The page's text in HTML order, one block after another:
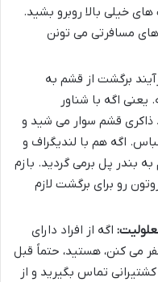
خیلی بالا روبرو بشید.
مسافرتی می تونن
برگشت از قشم به
اگه با شناور
ذاکری قشم سوار می شید و
اگه هم با لندیگراف و
بندر پل برمی گردید. بازم
رو برای برگشت لازم
اگه از افراد دارای
می کنن، هستید، حتماً قبل
تماس بگیرید و از